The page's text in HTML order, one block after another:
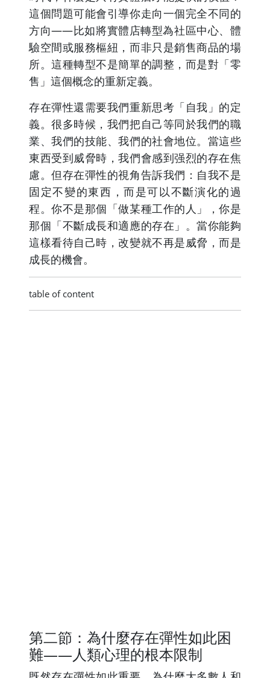
這個問題可能會引導你走向一個完全不同的
方向——比如將實體店轉型為社區中心、體
驗空間或服務樞紐，而非只是銷售商品的場
所。這種轉型不是簡單的調整，而是對「零
售」這個概念的重新定義。
存在彈性還需要我們重新思考「自我」的定
義。很多時候，我們把自己等同於我們的職
業、我們的技能、我們的社會地位。當這些
東西受到威脅時，我們會感到强烈的存在焦
慮。但存在彈性的視角告訴我們：自我不是
固定不變的東西，而是可以不斷演化的過
程。你不是那個「做某種工作的人」，你是
那個「不斷成長和適應的存在」。當你能夠
這樣看待自己時，改變就不再是威脅，而是
成長的機會。
table of content
第二節：為什麼存在彈性如此困
難——人類心理的根本限制